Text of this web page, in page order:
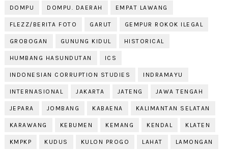
DOMPU DOMPU. DAERAH EMPAT LAWANG
FLEZZ/BERITA FOTO GARUT GEMPUR ROKOK ILEGAL
GROBOGAN GUNUNG KIDUL HISTORICAL
HUMBANG HASUNDUTAN ICS
INDONESIAN CORRUPTION STUDIES INDRAMAYU
INTERNASIONAL JAKARTA JATENG JAWA TENGAH
JEPARA JOMBANG KABAENA KALIMANTAN SELATAN
KARAWANG KEBUMEN KEMANG KENDAL KLATEN
KMPKP KUDUS KULON PROGO LAHAT LAMONGAN